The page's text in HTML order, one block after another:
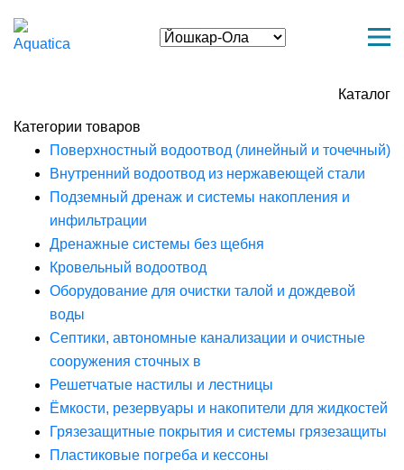
Каталог
Категории товаров
Поверхностный водоотвод (линейный и точечный)
Внутренний водоотвод из нержавеющей стали
Подземный дренаж и системы накопления и
инфильтрации
Дренажные системы без щебня
Кровельный водоотвод
Оборудование для очистки талой и дождевой
воды
Септики, автономные канализации и очистные
сооружения сточных в
Решетчатые настилы и лестницы
Ёмкости, резервуары и накопители для жидкостей
Грязезащитные покрытия и системы грязезащиты
Пластиковые погреба и кессоны